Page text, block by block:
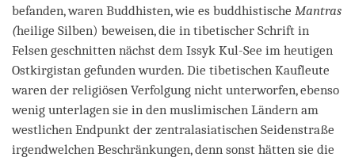
befanden, waren Buddhisten, wie es buddhistische Mantras
(heilige Silben) beweisen, die in tibetischer Schrift in
Felsen geschnitten nächst dem Issyk Kul-See im heutigen
Ostkirgistan gefunden wurden. Die tibetischen Kaufleute
waren der religiösen Verfolgung nicht unterworfen, ebenso
wenig unterlagen sie in den muslimischen Ländern am
westlichen Endpunkt der zentralasiatischen Seidenstraße
irgendwelchen Beschränkungen, denn sonst hätten sie die